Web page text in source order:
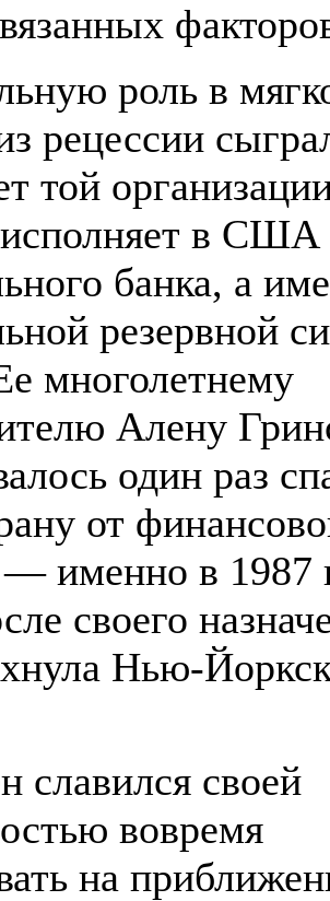
роль в
рецессии
той
исполняет в США
банка, а
резервной
многолетнему
Алену
один раз
от
— именно в 1987
своего
Нью-
славился своей
вовремя
на